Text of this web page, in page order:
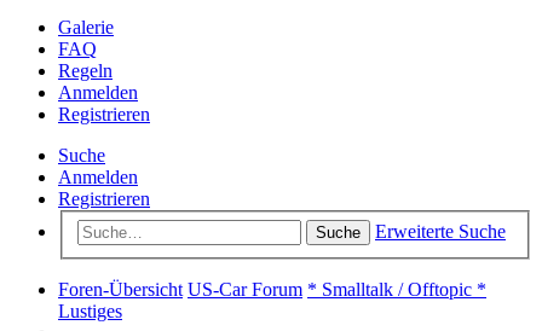
Galerie
FAQ
Regeln
Anmelden
Registrieren
Suche
Anmelden
Registrieren
Suche Erweiterte Suche
Foren-Übersicht US-Car Forum * Smalltalk / Offtopic *
Lustiges